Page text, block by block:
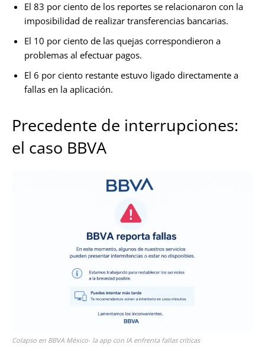
El 83 por ciento de los reportes se relacionaron con la
imposibilidad de realizar transferencias bancarias.
El 10 por ciento de las quejas correspondieron a
problemas al efectuar pagos.
El 6 por ciento restante estuvo ligado directamente a
fallas en la aplicación.
Precedente de interrupciones:
el caso BBVA
Colapso en BBVA México- la app con IA enfrenta fallas críticas